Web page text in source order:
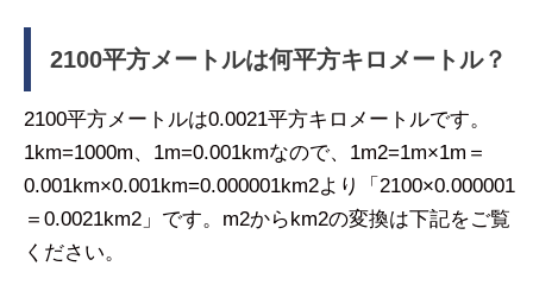
2100平方メートルは何平方キロメートル？
2100平方メートルは0.0021平方キロメートルです。
1km=1000m、1m=0.001kmなので、1m2=1m×1m＝
0.001km×0.001km=0.000001km2より「2100×0.000001
＝0.0021km2」です。m2からkm2の変換は下記をご覧
ください。